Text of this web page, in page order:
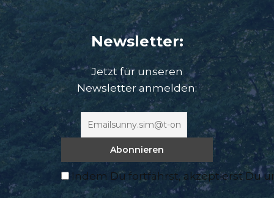
Newsletter:
Jetzt für unseren
Newsletter anmelden:
Indem Du fortfährst, akzeptierst Du